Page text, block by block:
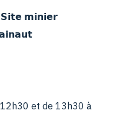
𝗺𝗶𝗻𝗶𝗲𝗿
et de 13h30 à